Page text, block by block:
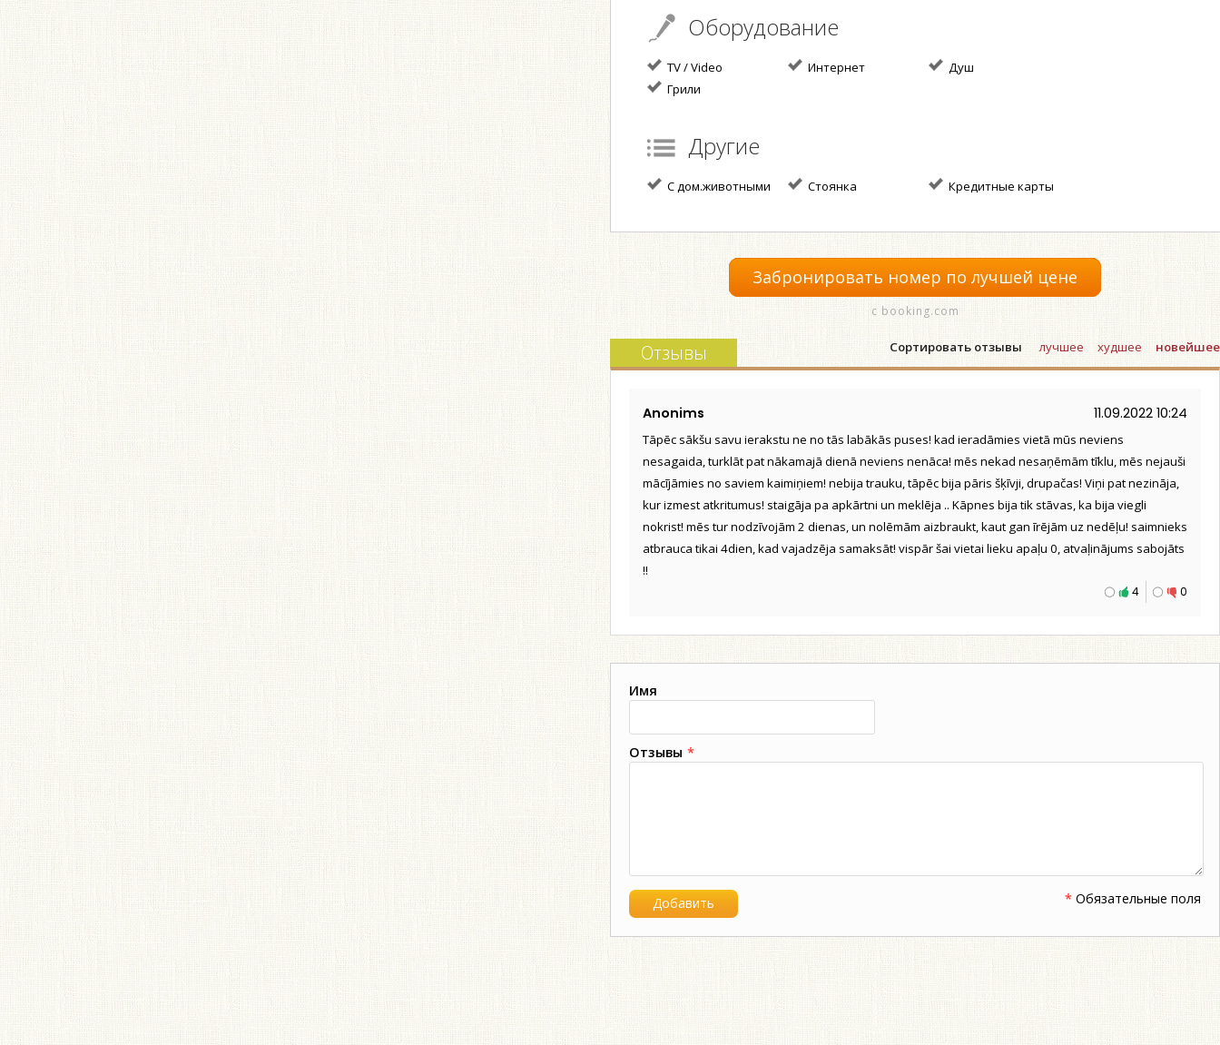
Оборудование
TV / Video Интернет
Душ
Грили
Другие
С дом.животными Стоянка Кредитные карты
Забронировать номер по лучшей цене
с booking.com
Сортировать отзывы лучшее худшее новейшее
Отзывы
Anonims 11.09.2022 10:24
Tāpēc sākšu savu ierakstu ne no tās labākās puses! kad ieradāmies vietā mūs neviens
nesagaida, turklāt pat nākamajā dienā neviens nenāca! mēs nekad nesaņēmām tīklu, mēs nejauši
mācījāmies no saviem kaimiņiem! nebija trauku, tāpēc bija pāris šķīvji, drupačas! Viņi pat nezināja,
kur izmest atkritumus! staigāja pa apkārtni un meklēja .. Kāpnes bija tik stāvas, ka bija viegli
nokrist! mēs tur nodzīvojām 2 dienas, un nolēmām aizbraukt, kaut gan īrējām uz nedēļu! saimnieks
atbrauca tikai 4dien, kad vajadzēja samaksāt! vispār šai vietai lieku apaļu 0, atvaļinājums sabojāts
!!
0
4
Имя
Отзывы *
* Обязательные поля